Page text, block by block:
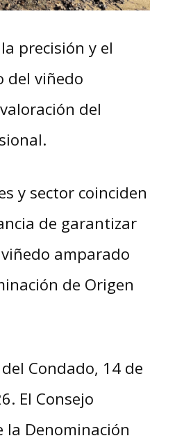
precisión y el
del viñedo
del
y sector coinciden
de garantizar
amparado
de Origen
Condado, 14 de
El Consejo
la Denominación